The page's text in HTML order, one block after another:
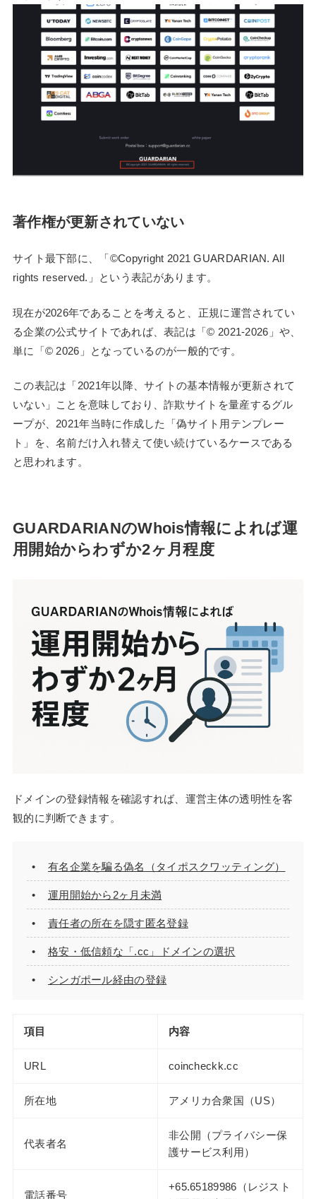
著作権が更新されていない
サイト最下部に、「©Copyright 2021 GUARDARIAN. All
rights reserved.」という表記があります。
現在が2026年であることを考えると、正規に運営されてい
る企業の公式サイトであれば、表記は「© 2021-2026」や、
単に「© 2026」となっているのが一般的です。
この表記は「2021年以降、サイトの基本情報が更新されて
いない」ことを意味しており、詐欺サイトを量産するグル
ープが、2021年当時に作成した「偽サイト用テンプレー
ト」を、名前だけ入れ替えて使い続けているケースである
と思われます。
GUARDARIANのWhois情報によれば運
用開始からわずか2ヶ月程度
ドメインの登録情報を確認すれば、運営主体の透明性を客
観的に判断できます。
有名企業を騙る偽名（タイポスクワッティング）
運用開始から2ヶ月未満
責任者の所在を隠す匿名登録
格安・低信頼な「.cc」ドメインの選択
シンガポール経由の登録
項目 内容
URL coincheckk.cc
所在地 アメリカ合衆国（US）
代表者名
非公開（プライバシー保
護サービス利用）
電話番号
+65.65189986（レジスト